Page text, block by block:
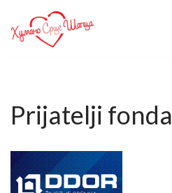
Skoči
Prijatelji fonda